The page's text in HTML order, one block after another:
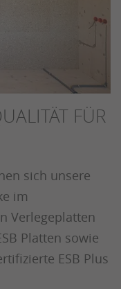
FÜR
sich unsere
im
Verlegeplatten
Platten sowie
ESB Plus